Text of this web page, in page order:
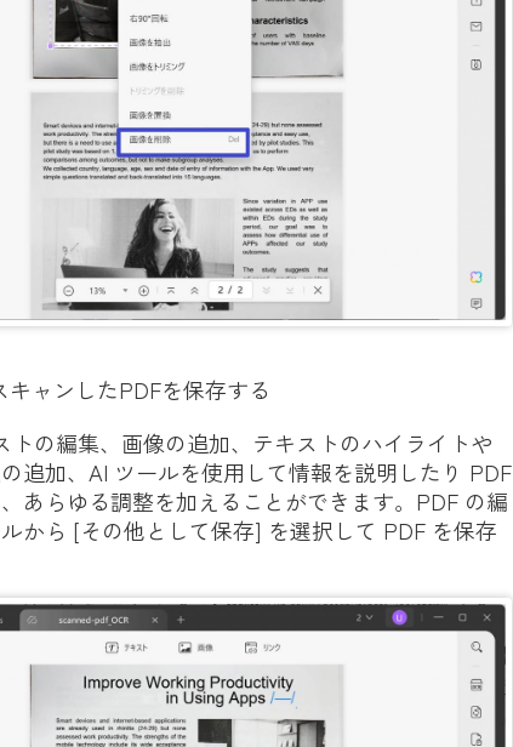
ャンしたPDFを保存する
トの編集、画像の追加、テキストのハイライトや
追加、AI ツールを使用して情報を説明したり PDF
あらゆる調整を加えることができます。PDF の編
から [その他として保存] を選択して PDF を保存